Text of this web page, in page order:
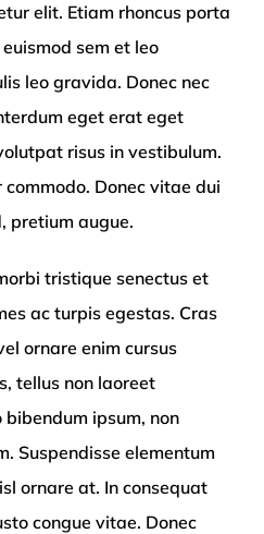
elit. Etiam rhoncus porta
sem et leo
leo gravida. Donec nec
eget erat eget
risus in vestibulum.
Donec vitae dui
pretium augue.
tristique senectus et
ac turpis egestas. Cras
ornare enim cursus
tellus non laoreet
ipsum, non
Suspendisse elementum
ornare at. In consequat
congue vitae. Donec